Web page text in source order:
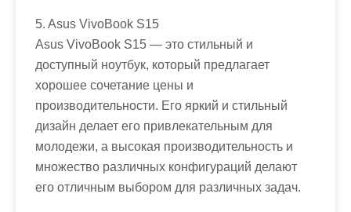
5. Asus VivoBook S15
Asus VivoBook S15 — это стильный и
доступный ноутбук, который предлагает
хорошее сочетание цены и
производительности. Его яркий и стильный
дизайн делает его привлекательным для
молодежи, а высокая производительность и
множество различных конфигураций делают
его отличным выбором для различных задач.